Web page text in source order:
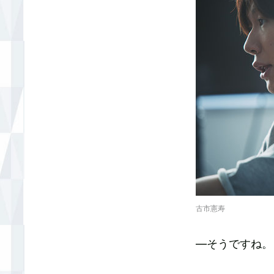
古市憲寿
—そうですね。